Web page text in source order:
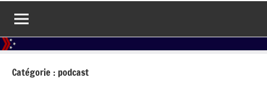
Catégorie : podcast